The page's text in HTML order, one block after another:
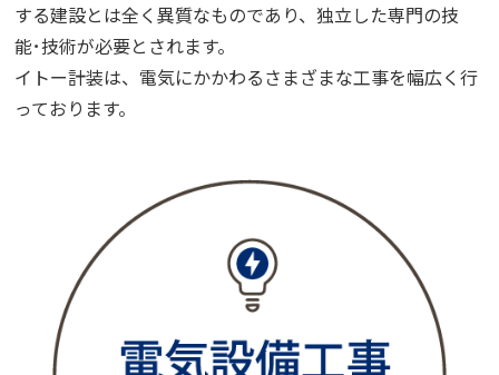
する建設とは全く異質なものであり、独立した専門の技
能･技術が必要とされます。
イトー計装は、電気にかかわるさまざまな工事を幅広く行
っております。